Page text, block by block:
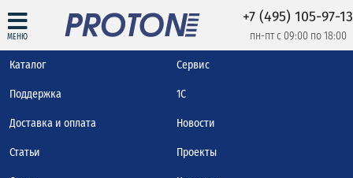
МЕНЮ
+7 (495) 105-97-13
пн-пт с 09:00 по 18:00
Каталог Сервис
Поддержка 1С
Доставка и оплата Новости
Статьи Проекты